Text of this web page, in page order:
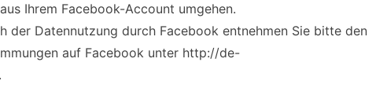
Ihrem Facebook-Account umgehen.
der Datennutzung durch Facebook entnehmen Sie bitte den
auf Facebook unter http://de-